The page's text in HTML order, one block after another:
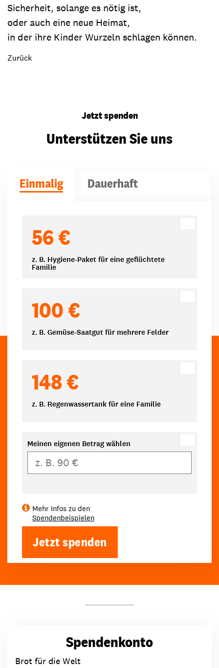
Sicherheit, solange es nötig ist,
oder auch eine neue Heimat,
in der ihre Kinder Wurzeln schlagen können.
Zurück
Jetzt spenden
Unterstützen Sie uns
Einmalig Dauerhaft
56 €
z. B. Hygiene-Paket für eine geflüchtete
Familie
100 €
z. B. Gemüse-Saatgut für mehrere Felder
148 €
z. B. Regenwassertank für eine Familie
Meinen eigenen Betrag wählen
Mehr Infos zu den
Spendenbeispielen
Jetzt spenden
Spendenkonto
Brot für die Welt